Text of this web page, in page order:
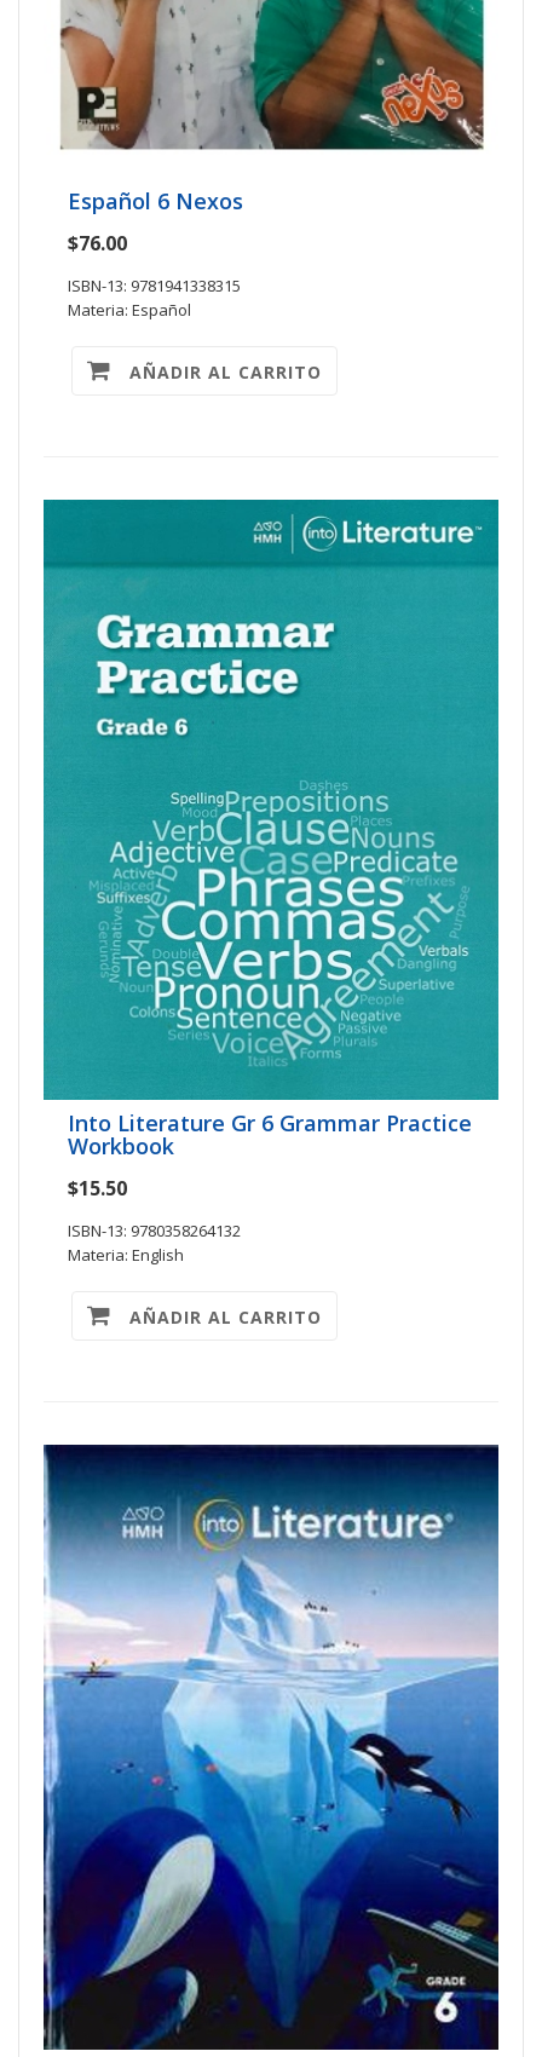
Español 6 Nexos
$76.00
ISBN-13: 9781941338315
Materia: Español
AÑADIR AL CARRITO
Into Literature Gr 6 Grammar Practice
Workbook
$15.50
ISBN-13: 9780358264132
Materia: English
AÑADIR AL CARRITO